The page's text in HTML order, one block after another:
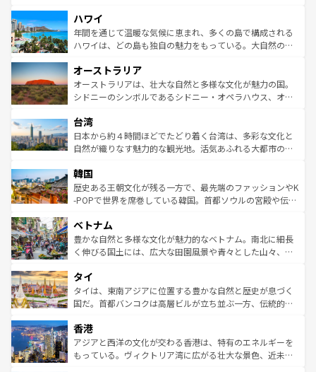
ば市内交通費無料で観光を楽しむこともできる。 なお、新
着のスイス情報はコンテンツ一覧 を参照してほしい。
のような巨大都市は、観光、ショッピング、エンターテイ
ンメントが詰まった刺激的なスポットだ。一方、アメリカ
西部には大自然が広がり、グランドキャニオンやイエロー
部のニューオーリンズでは、音楽と美食が融合した独特の
文化が魅力。旅行者はアメリカの各地域で異なる魅力を楽
しみながら、その多様性と豊かな歴史を感じることができ
ならではの贅沢な旅のスタイルだ。 なお、新着のアメリカ
情報はコンテンツ一覧を参照してほしい。
ハワイ
年間を通じて温暖な気候に恵まれ、多くの島で構成される
ハワイは、どの島も独自の魅力をもっている。大自然の神
ワイ島は見逃せない。また、定番の観光地といえばオアフ
島だが、静かな自然を求めるならマウイ島やカウアイ島が
おすすめ。エメラルドグリーンに輝く海をはじめ、豊かな
れるおもてなしの心で訪れる人々を迎えてくれるハワイの
人々、おいしいローカルフードやハワイアンミュージッ
ク、伝統的なフラダンスなど、すべてがハワイの魅力を彩
ワイを、存分に味わってほしい。 なお、新着のハワイ情報
はコンテンツ一覧を参照してほしい。
オーストラリア
オーストラリアは、壮大な自然と多様な文化が魅力の国。
シドニーのシンボルであるシドニー・オペラハウス、オー
リアリーフや大陸中央部にそびえるウルル（エアーズロッ
ク）、タスマニアの美しい原生林やケアンズの熱帯雨林な
ど、見どころがたくさん。また、カフェやワイン、オージ
いる。アクティビティも充実しており、サーフィンやダイ
ビング、ハイキングなど、アウトドア好きにはたまらな
い。オーストラリアの多彩な魅力を存分に味わいつくそ
参照してほしい。
台湾
日本から約４時間ほどでたどり着く台湾は、多彩な文化と
自然が織りなす魅力的な観光地。活気あふれる大都市の台
ン）、静ひつな山岳地帯である台湾東部など、都市の喧騒
と山間の静けさが共存しており、訪れる人に新しい発見と
驚きをもたらしてくれる。また、奥深い台湾の食文化も魅
容にもいいと評判のスイーツなど、バラエティ豊かな料理
が味わえる。 なお、新着の台湾情報は コンテンツ一覧を参
照してほしい。
韓国
歴史ある王朝文化が残る一方で、最先端のファッションやK
-POPで世界を席巻している韓国。首都ソウルの宮殿や伝統
き、地方に足を延ばせば四季折々の自然美を楽しむことが
できる。そして、キムチや焼肉、絶品のストリートフード
まで、さまざまな韓国料理が待っている。夜には、韓国な
リティに包まれながら、韓国の多彩な魅力を心ゆくまで味
わってみてほしい。 なお、新着の韓国情報はコンテンツ一
覧を参照してほしい。
ベトナム
豊かな自然と多様な文化が魅力的なベトナム。南北に細長
く伸びる国土には、広大な田園風景や青々とした山々、世
急速な発展と共に伝統が息づく。ハノイの古い町並みやホ
ーチミン市のフランス統治時代の建物も、独特の雰囲気を
醸し出している。また、バラエティの豊かさとおいしさで
とつ。フォーやバインミー、ベトナムコーヒーなどは、ぜ
ひ現地で味わいたい。どの地域を訪れてもあたたかい人々
が旅行者を迎えてくれるので、きっと忘れられない旅にな
タイ
タイは、東南アジアに位置する豊かな自然と歴史が息づく
国だ。首都バンコクは高層ビルが立ち並ぶ一方、伝統的な
の活気が交差している。北部ではチェンマイなどの山岳地
帯で自然と触れ合い、南部ではプーケットやクラビの美し
いビーチでリゾート気分を楽しむことができる。タイ料理
香港
アジアと西洋の文化が交わる香港は、特有のエネルギーを
もっている。ヴィクトリア湾に広がる壮大な景色、近未来